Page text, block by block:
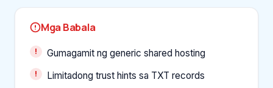
Mga Babala
Gumagamit ng generic shared hosting
Limitadong trust hints sa TXT records